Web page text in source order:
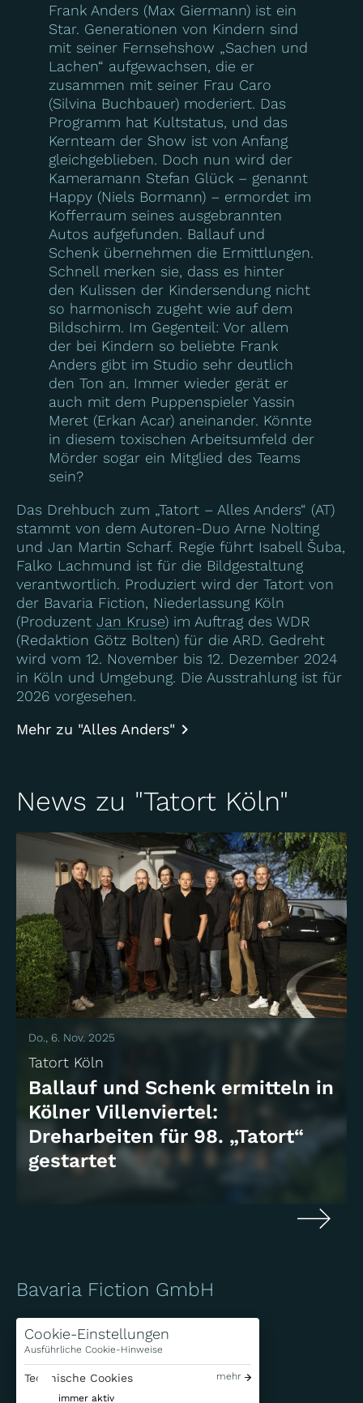
Cookie-Einstellungen
Ausführliche Cookie-Hinweise
Technische Cookies
mehr
immer aktiv
Frank Anders (Max Giermann) ist ein
Star. Generationen von Kindern sind
mit seiner Fernsehshow „Sachen und
Lachen“ aufgewachsen, die er
zusammen mit seiner Frau Caro
(Silvina Buchbauer) moderiert. Das
Programm hat Kultstatus, und das
Kernteam der Show ist von Anfang
gleichgeblieben. Doch nun wird der
Kameramann Stefan Glück – genannt
Happy (Niels Bormann) – ermordet im
Kofferraum seines ausgebrannten
Autos aufgefunden. Ballauf und
Schenk übernehmen die Ermittlungen.
Schnell merken sie, dass es hinter
den Kulissen der Kindersendung nicht
so harmonisch zugeht wie auf dem
Bildschirm. Im Gegenteil: Vor allem
der bei Kindern so beliebte Frank
Anders gibt im Studio sehr deutlich
den Ton an. Immer wieder gerät er
auch mit dem Puppenspieler Yassin
Meret (Erkan Acar) aneinander. Könnte
in diesem toxischen Arbeitsumfeld der
Mörder sogar ein Mitglied des Teams
sein?
Das Drehbuch zum „Tatort – Alles Anders“ (AT)
stammt von dem Autoren-Duo Arne Nolting
und Jan Martin Scharf. Regie führt Isabell Šuba,
Falko Lachmund ist für die Bildgestaltung
verantwortlich. Produziert wird der Tatort von
der Bavaria Fiction, Niederlassung Köln
(Produzent Jan Kruse) im Auftrag des WDR
(Redaktion Götz Bolten) für die ARD. Gedreht
wird vom 12. November bis 12. Dezember 2024
in Köln und Umgebung. Die Ausstrahlung ist für
2026 vorgesehen.
Mehr zu "Alles Anders"
News zu "Tatort Köln"
Do., 6. Nov. 2025
Tatort Köln
Ballauf und Schenk ermitteln in
Kölner Villenviertel:
Dreharbeiten für 98. „Tatort“
gestartet
Bavaria Fiction GmbH
Bavariafilmplatz 7
D-82031 Geiselgasteig
+49 (0)89 / 6499-0
info@bavaria-fiction.de